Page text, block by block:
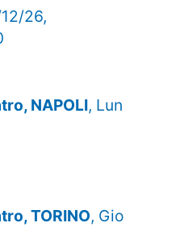
26,
NAPOLI, Lun
TORINO, Gio